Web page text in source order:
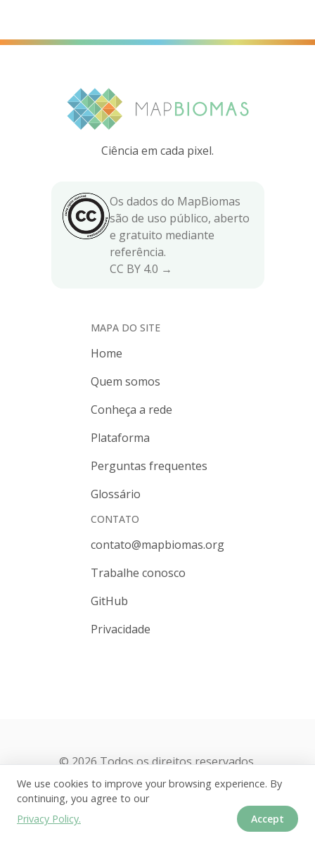
Ciência em cada pixel.
Os dados do MapBiomas
são de uso público, aberto
e gratuito mediante
referência.
CC BY 4.0 →
MAPA DO SITE
Home
Quem somos
Conheça a rede
Plataforma
Perguntas frequentes
Glossário
CONTATO
contato@mapbiomas.org
Trabalhe conosco
GitHub
Privacidade
© 2026 Todos os direitos reservados.
We use cookies to improve your browsing experience. By
continuing, you agree to our
Privacy Policy.
Accept